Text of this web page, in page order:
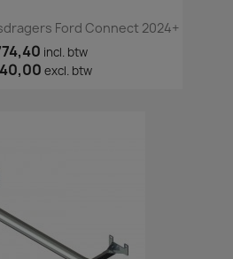
Ford Connect 2024+
incl. btw
excl. btw